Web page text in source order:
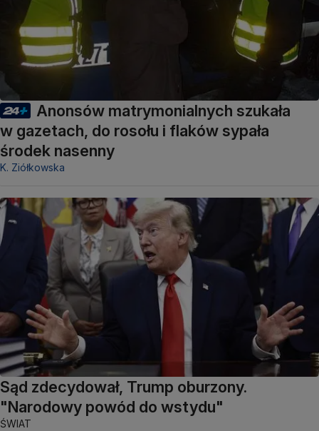
Anonsów matrymonialnych szukała
w gazetach, do rosołu i flaków sypała
środek nasenny
K. Ziółkowska
Sąd zdecydował, Trump oburzony.
"Narodowy powód do wstydu"
ŚWIAT